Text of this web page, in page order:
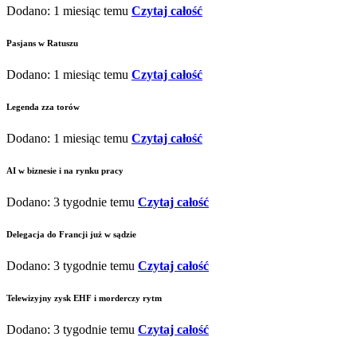
Dodano: 1 miesiąc temu Czytaj całość
Pasjans w Ratuszu
Dodano: 1 miesiąc temu Czytaj całość
Legenda zza torów
Dodano: 1 miesiąc temu Czytaj całość
AI w biznesie i na rynku pracy
Dodano: 3 tygodnie temu Czytaj całość
Delegacja do Francji już w sądzie
Dodano: 3 tygodnie temu Czytaj całość
Telewizyjny zysk EHF i morderczy rytm
Dodano: 3 tygodnie temu Czytaj całość